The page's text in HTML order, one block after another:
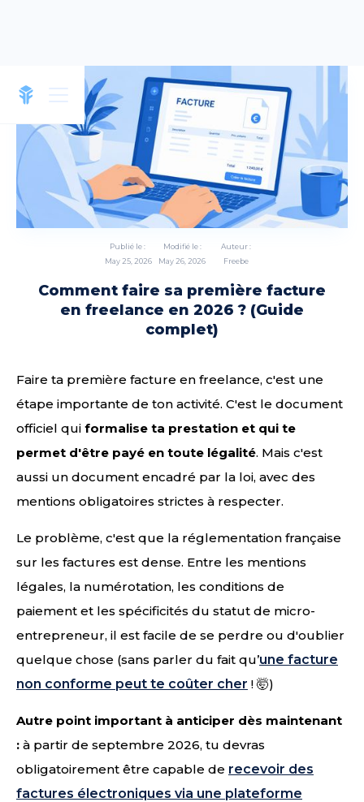
Publié le :
May 25, 2026
Modifié le :
May 26, 2026
Auteur :
Freebe
Comment faire sa première facture
en freelance en 2026 ? (Guide
complet)
Faire ta première facture en freelance, c'est une
étape importante de ton activité. C'est le document
officiel qui formalise ta prestation et qui te
permet d'être payé en toute légalité. Mais c'est
aussi un document encadré par la loi, avec des
mentions obligatoires strictes à respecter.
Le problème, c'est que la réglementation française
sur les factures est dense. Entre les mentions
légales, la numérotation, les conditions de
paiement et les spécificités du statut de micro-
entrepreneur, il est facile de se perdre ou d'oublier
quelque chose (sans parler du fait qu’une facture
non conforme peut te coûter cher ! 🤯)
Autre point important à anticiper dès maintenant
: à partir de septembre 2026, tu devras
obligatoirement être capable de recevoir des
factures électroniques via une plateforme